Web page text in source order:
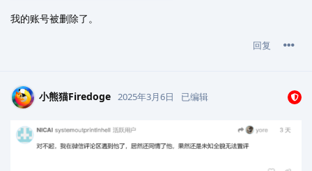
我的账号被删除了。
回复
小熊猫Firedoge 2025年3月6日 已编辑